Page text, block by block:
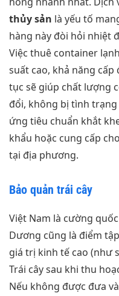
thủy sản là yếu tố
hàng này đòi hỏi nhiệt
Việc thuê container
suất cao, khả năng
tục sẽ giúp chất lượng
đổi, không bị tình
ứng tiêu chuẩn khắt
khẩu hoặc cung cấp
tại địa phương.
Bảo quản trái cây
Việt Nam là cường
Dương cũng là điểm
giá trị kinh tế cao (như
Trái cây sau khi thu
Nếu không được đưa